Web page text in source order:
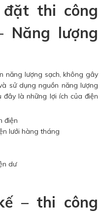
thi công
Năng lượng
năng lượng sạch, không gây
sử dụng nguồn năng lượng
là những lợi ích của điện
điện
lưới hàng tháng
dư
– thi công